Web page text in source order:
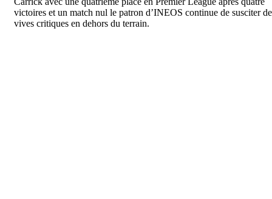
victoires et un match nul le patron d’INEOS continue de susciter de
vives critiques en dehors du terrain.